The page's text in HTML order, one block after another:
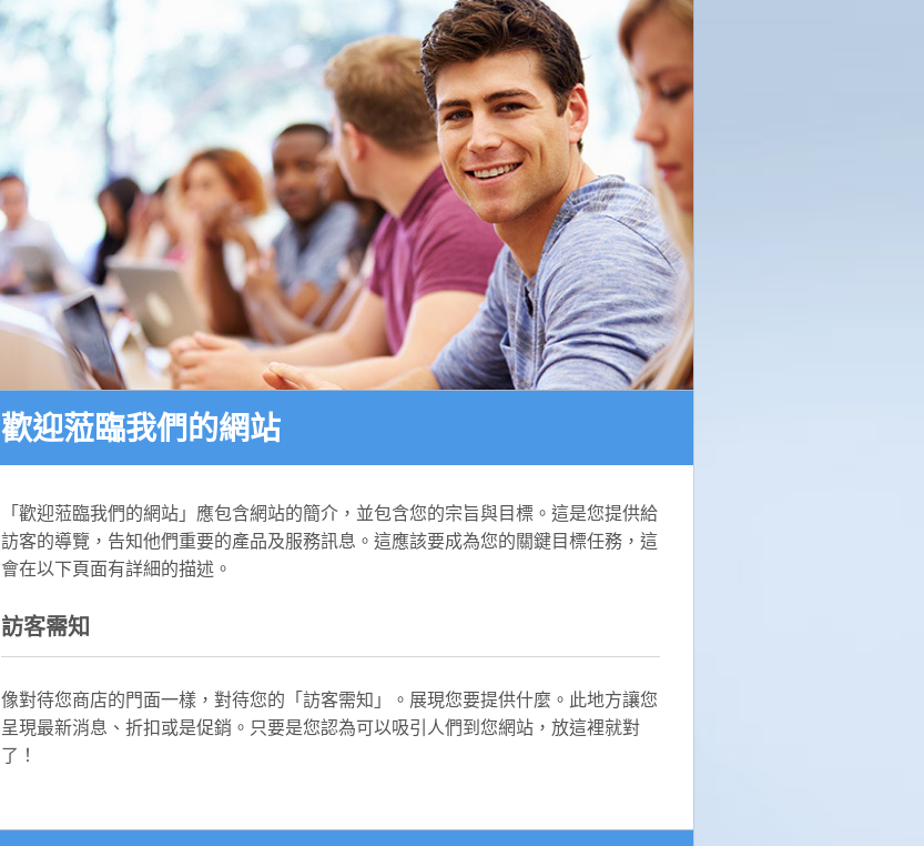
歡迎蒞臨我們的網站
「歡迎蒞臨我們的網站」應包含網站的簡介，並包含您的宗旨與目標。這是您提供給
訪客的導覽，告知他們重要的產品及服務訊息。這應該要成為您的關鍵目標任務，這
會在以下頁面有詳細的描述。
訪客需知
像對待您商店的門面一樣，對待您的「訪客需知」。展現您要提供什麼。此地方讓您
呈現最新消息、折扣或是促銷。只要是您認為可以吸引人們到您網站，放這裡就對
了！